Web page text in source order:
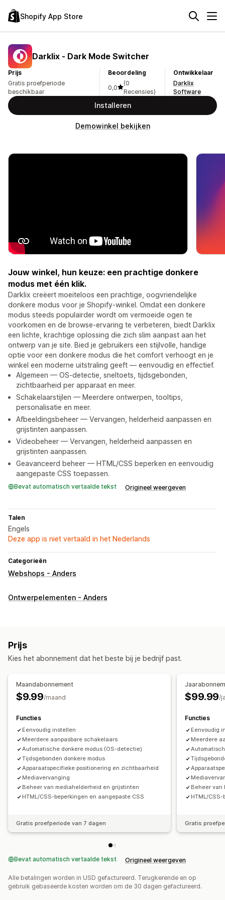
Shopify App Store
Darklix ‑ Dark Mode Switcher
Prijs
Gratis proefperiode
beschikbaar
Beoordeling
0,0
(0
Recensies)
Ontwikkelaar
Darklix
Software
Installeren
Demowinkel bekijken
Jouw winkel, hun keuze: een prachtige donkere
modus met één klik.
Darklix creëert moeiteloos een prachtige, oogvriendelijke
donkere modus voor je Shopify-winkel. Omdat een donkere
modus steeds populairder wordt om vermoeide ogen te
voorkomen en de browse-ervaring te verbeteren, biedt Darklix
een lichte, krachtige oplossing die zich slim aanpast aan het
ontwerp van je site. Bied je gebruikers een stijlvolle, handige
optie voor een donkere modus die het comfort verhoogt en je
winkel een moderne uitstraling geeft — eenvoudig en effectief.
Algemeen — OS-detectie, sneltoets, tijdsgebonden,
zichtbaarheid per apparaat en meer.
Schakelaarstijlen — Meerdere ontwerpen, tooltips,
personalisatie en meer.
Afbeeldingsbeheer — Vervangen, helderheid aanpassen en
grijstinten aanpassen.
Videobeheer — Vervangen, helderheid aanpassen en
grijstinten aanpassen.
Geavanceerd beheer — HTML/CSS beperken en eenvoudig
aangepaste CSS toepassen.
Bevat automatisch vertaalde tekst Origineel weergeven
Talen
Engels
Deze app is niet vertaald in het Nederlands
Categorieën
Webshops - Anders
Ontwerpelementen - Anders
Prijs
Kies het abonnement dat het beste bij je bedrijf past.
Maandabonnement
$9.99/maand
Functies
Eenvoudig instellen
Meerdere aanpasbare schakelaars
Automatische donkere modus (OS-detectie)
Tijdsgebonden donkere modus
Apparaatspecifieke positionering en zichtbaarheid
Mediavervanging
Beheer van mediahelderheid en grijstinten
HTML/CSS-beperkingen en aangepaste CSS
Gratis proefperiode van 7 dagen
$99.99/
Functies
Eenvoudig
Meerdere
Beheer
HTML/
Gratis
Bevat automatisch vertaalde tekst Origineel weergeven
Alle betalingen worden in USD gefactureerd. Terugkerende en op
gebruik gebaseerde kosten worden om de 30 dagen gefactureerd.